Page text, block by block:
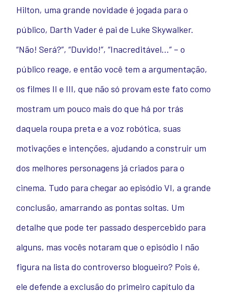
Hilton, uma grande novidade é jogada para o
público, Darth Vader é pai de Luke Skywalker.
“Não! Será?”, “Duvido!”, “Inacreditável…” – o
público reage, e então você tem a argumentação,
os filmes II e III, que não só provam este fato como
mostram um pouco mais do que há por trás
daquela roupa preta e a voz robótica, suas
motivações e intenções, ajudando a construir um
dos melhores personagens já criados para o
cinema. Tudo para chegar ao episódio VI, a grande
conclusão, amarrando as pontas soltas. Um
detalhe que pode ter passado despercebido para
alguns, mas vocês notaram que o episódio I não
figura na lista do controverso blogueiro? Pois é,
ele defende a exclusão do primeiro capítulo da